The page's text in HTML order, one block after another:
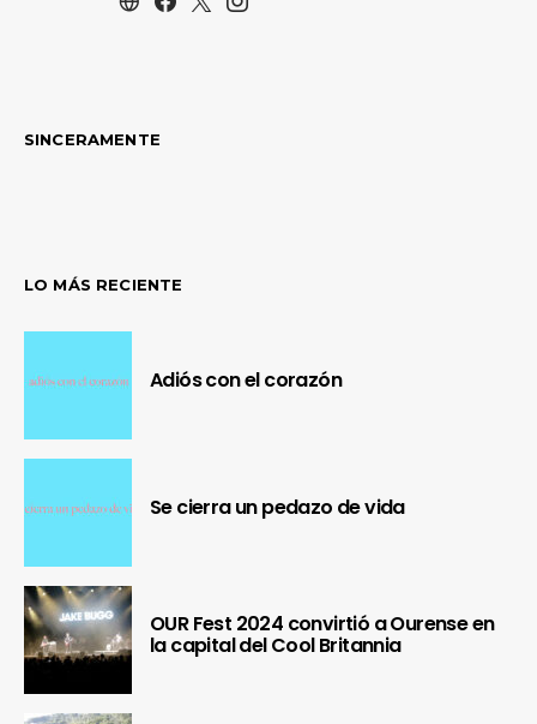
SINCERAMENTE
LO MÁS RECIENTE
Adiós con el corazón
Se cierra un pedazo de vida
OUR Fest 2024 convirtió a Ourense en
la capital del Cool Britannia